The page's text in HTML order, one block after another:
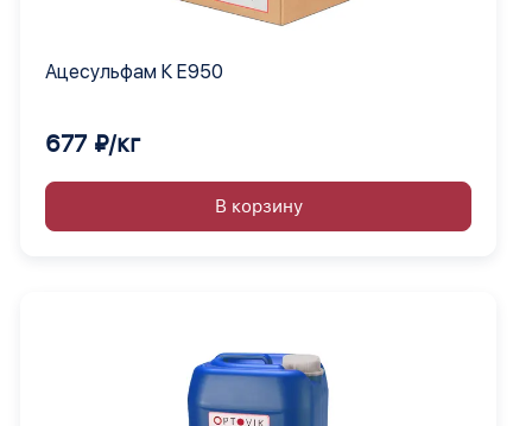
Ацесульфам К Е950
677 ₽/кг
В корзину